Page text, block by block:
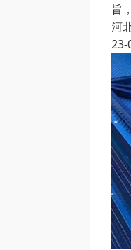
旨
河
23-